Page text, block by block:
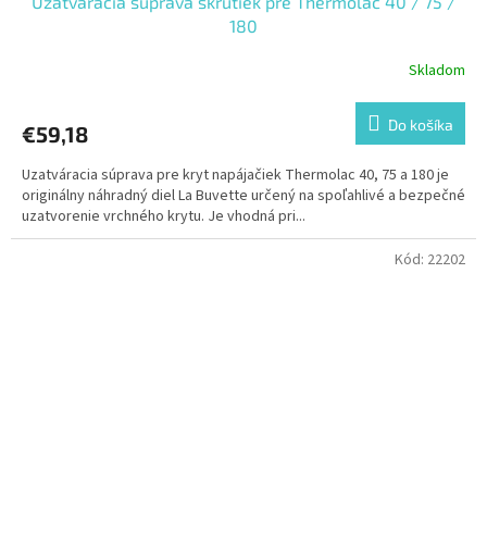
180
Skladom
€59,18 Do košíka
Uzatváracia súprava pre kryt napájačiek Thermolac 40, 75 a 180 je
originálny náhradný diel La Buvette určený na spoľahlivé a bezpečné
uzatvorenie vrchného krytu. Je vhodná pri...
Kód: 22202